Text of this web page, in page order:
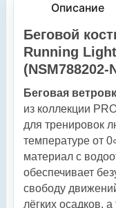
Описание
Беговой
Running
(NSM788202-
Беговая
из коллекции
для тренировок
температуре от
материал с
обеспечивает
свободу
лёгких осадков,